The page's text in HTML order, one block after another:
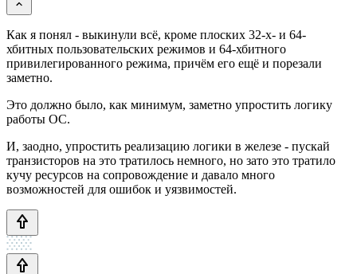
Как я понял - выкинули всё, кроме плоских 32-х- и 64-
хбитных пользовательских режимов и 64-хбитного
привилегированного режима, причём его ещё и порезали
заметно.
Это должно было, как минимум, заметно упростить логику
работы ОС.
И, заодно, упростить реализацию логики в железе - пускай
транзисторов на это тратилось немного, но зато это тратило
кучу ресурсов на сопровождение и давало много
возможностей для ошибок и уязвимостей.